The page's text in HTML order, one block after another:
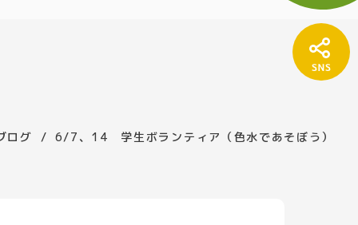
ログ 6/7、14 学生ボランティア（色水であそぼう）